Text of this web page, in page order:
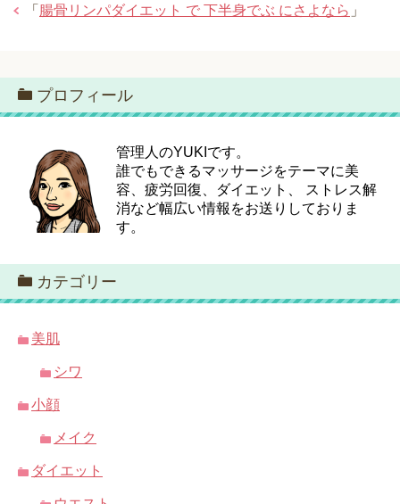
「 腸骨リンパダイエット で 下半身でぶ にさよなら 」
プロフィール
管理人のYUKIです。
誰でもできるマッサージをテーマに美
容、疲労回復、ダイエット、 ストレス解
消など幅広い情報をお送りしておりま
す。
カテゴリー
美肌
シワ
小顔
メイク
ダイエット